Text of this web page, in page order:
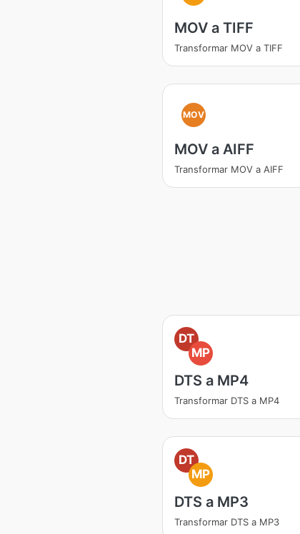
MOV a TIFF
Transformar MOV a TIFF
MOV
MOV a AIFF
Transformar MOV a AIFF
DT
MP
DTS a MP4
Transformar DTS a MP4
DT
MP
DTS a MP3
Transformar DTS a MP3